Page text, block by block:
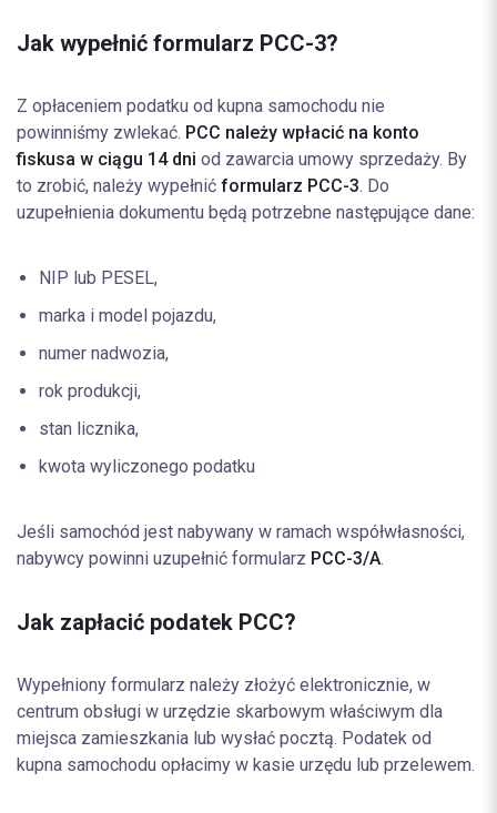
Jak wypełnić formularz PCC-3?
Z opłaceniem podatku od kupna samochodu nie
powinniśmy zwlekać. PCC należy wpłacić na konto
fiskusa w ciągu 14 dni od zawarcia umowy sprzedaży. By
to zrobić, należy wypełnić formularz PCC-3. Do
uzupełnienia dokumentu będą potrzebne następujące dane:
NIP lub PESEL,
marka i model pojazdu,
numer nadwozia,
rok produkcji,
stan licznika,
kwota wyliczonego podatku
Jeśli samochód jest nabywany w ramach współwłasności,
nabywcy powinni uzupełnić formularz PCC-3/A.
Jak zapłacić podatek PCC?
Wypełniony formularz należy złożyć elektronicznie, w
centrum obsługi w urzędzie skarbowym właściwym dla
miejsca zamieszkania lub wysłać pocztą. Podatek od
kupna samochodu opłacimy w kasie urzędu lub przelewem.